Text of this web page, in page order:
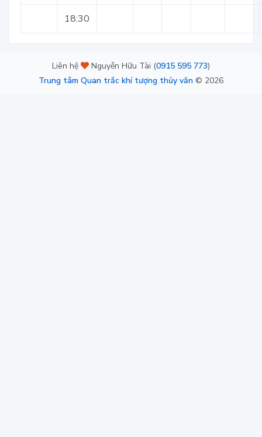
18:30
Liên hệ Nguyễn Hữu Tài (0915 595 773)
Trung tâm Quan trắc khí tượng thủy văn © 2026